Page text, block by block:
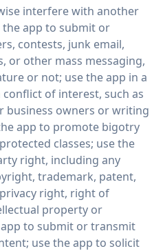
interfere with another
the app to submit or
contests, junk email,
or other mass messaging,
or not; use the app in a
of interest, such as
business owners or writing
app to promote bigotry
classes; use the
right, including any
trademark, patent,
right, right of
property or
to submit or transmit
use the app to solicit